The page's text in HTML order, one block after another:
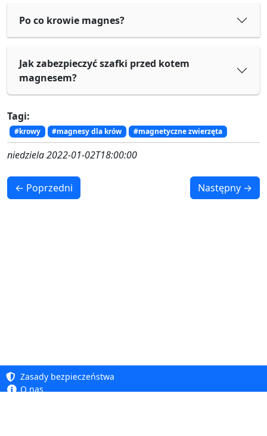
Po co krowie magnes?
Jak zabezpieczyć szafki przed kotem
magnesem?
Tagi:
#krowy #magnesy dla krów #magnetyczne zwierzęta
niedziela 2022-01-02T18:00:00
← Poprzedni Następny →
Zasady bezpieczeństwa
O nas